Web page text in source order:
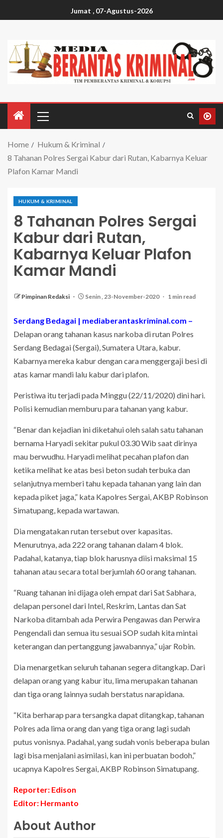
Jumat , 07-Agustus-2026
Home
Hukum & Kriminal
8 Tahanan Polres Sergai Kabur dari Rutan, Kabarnya Keluar
Plafon Kamar Mandi
HUKUM & KRIMINAL
8 Tahanan Polres Sergai
Kabur dari Rutan,
Kabarnya Keluar Plafon
Kamar Mandi
Pimpinan Redaksi Senin , 23-November-2020 1 min read
Serdang Bedagai | mediaberantaskriminal.com –
Delapan orang tahanan kasus narkoba di rutan Polres
Serdang Bedagai (Sergai), Sumatera Utara, kabur.
Kabarnya mereka kabur dengan cara menggergaji besi di
atas kamar mandi lalu kabur dari plafon.
Peristiwa itu terjadi pada Minggu (22/11/2020) dini hari.
Polisi kemudian memburu para tahanan yang kabur.
“Benar dan kejadian ini diketahui oleh salah satu tahanan
bernama Haryadi sekitar pukul 03.30 Wib saat dirinya
mau berwudhu. Haryadi melihat pecahan plafon dan
ketika melihat ke atas besi beton sudah terbuka dan
selanjutnya memberi tahu kepada tahanan yang lain dan
kepada piket jaga,” kata Kapolres Sergai, AKBP Robinson
Simatupang, kepada wartawan.
Dia mengatakan rutan tersebut over kapasitas.
Menurutnya, ada 222 orang tahanan dalam 4 blok.
Padahal, katanya, tiap blok harusnya diisi maksimal 15
tahanan atau secara total berjumlah 60 orang tahanan.
“Ruang tahanan ini dijaga oleh empat dari Sat Sabhara,
delapan personel dari Intel, Reskrim, Lantas dan Sat
Narkoba ditambah ada Perwira Pengawas dan Perwira
Pengendali dan semua itu sesuai SOP sudah kita mintai
keterangan dan pertanggung jawabannya,” ujar Robin.
Dia menargetkan seluruh tahanan segera ditangkap. Dari
delapan orang yang kabur itu, lima merupakan tahanan
dan tiga orang lainnya sudah berstatus narapidana.
“Kita berharap para tersangka dapat ditangkap, tahanan
Polres ada lima orang dan yang tiga orang lagi sudah
putus vonisnya. Padahal, yang sudah vonis beberapa bulan
lagi bisa menjalani asimilasi, kan ini perbuatan bodoh,”
ucapnya Kapolres Sergai, AKBP Robinson Simatupang.
Reporter: Edison
Editor: Hermanto
About Author